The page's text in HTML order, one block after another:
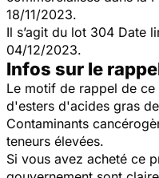
18/11/2023.
Il s’agit du lot 304 Date
04/12/2023.
Infos sur le
Le motif de rappel de
d'esters d'acides gras
Contaminants
teneurs élevées.
Si vous avez acheté ce